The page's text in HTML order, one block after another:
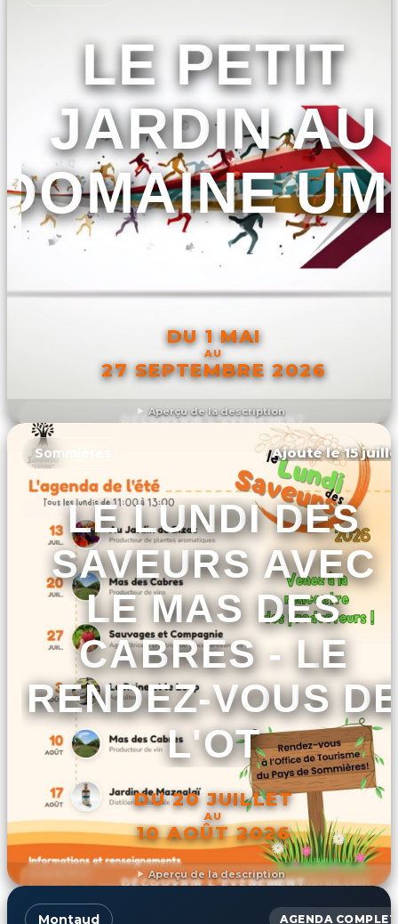
Aperçu de la description
LE PETIT
JARDIN AU
DU 1 MAI
AU
27 SEPTEMBRE 2026
DÉCOUVRIR L'ÉVÉNEMENT
Aperçu de la description
Sommières Ajouté le 15
LE LUNDI DES
SAVEURS AVEC
LE MAS DES
CABRES - LE
RENDEZ-VOUS
L'OT
DU 20 JUILLET
AU
10 AOÛT 2026
DÉCOUVRIR L'ÉVÉNEMENT
Montaud AGENDA COMPLET